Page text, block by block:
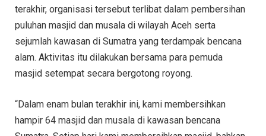
terakhir, organisasi tersebut terlibat dalam pembersihan
puluhan masjid dan musala di wilayah Aceh serta
sejumlah kawasan di Sumatra yang terdampak bencana
alam. Aktivitas itu dilakukan bersama para pemuda
masjid setempat secara bergotong royong.
“Dalam enam bulan terakhir ini, kami membersihkan
hampir 64 masjid dan musala di kawasan bencana